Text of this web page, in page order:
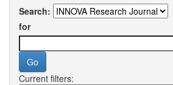
Search:
for
Current filters: